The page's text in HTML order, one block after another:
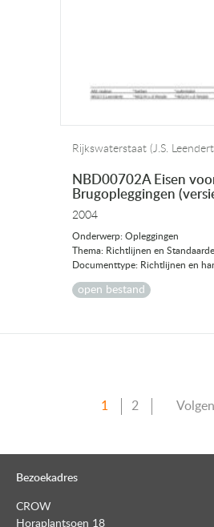
Rijkswaterstaat (J.S.
NBD00702A Eisen
Brugopleggingen
2004
Onderwerp: Opleggingen
Thema: Richtlijnen en
Documenttype: Richtlijnen en
open bestand
Pagina
1 Pagina
2
Bezoekadres
CROW
Horaplantsoen 18